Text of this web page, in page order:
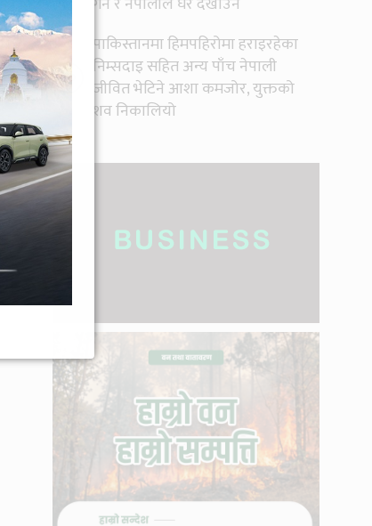
१०
पाकिस्तानमा हिमपहिरोमा हराइरहेका
निम्सदाइ सहित अन्य पाँच नेपाली
जीवित भेटिने आशा कमजोर, युक्तको
शव निकालियो